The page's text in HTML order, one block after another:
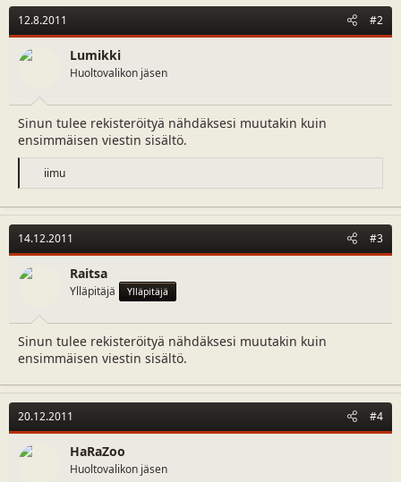
12.8.2011 #2
Lumikki
Huoltovalikon jäsen
Sinun tulee rekisteröityä nähdäksesi muutakin kuin
ensimmäisen viestin sisältö.
R
e
c
t
i
o
iimu
14.12.2011 #3
Raitsa
Ylläpitäjä Ylläpitäjä
Sinun tulee rekisteröityä nähdäksesi muutakin kuin
ensimmäisen viestin sisältö.
20.12.2011 #4
HaRaZoo
Huoltovalikon jäsen